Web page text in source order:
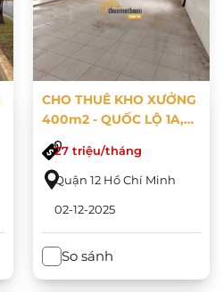
CHO THUÊ KHO XƯỞNG
400m2 - QUỐC LỘ 1A,
QUẬN 12
27 triệu/tháng
Quận 12 Hồ Chí Minh
02-12-2025
So sánh